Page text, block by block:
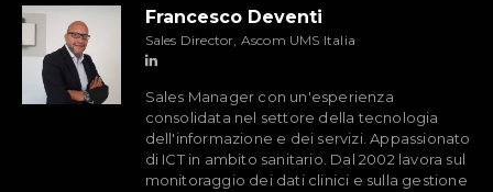
Francesco Deventi
Sales Director, Ascom UMS Italia
Sales Manager con un'esperienza
consolidata nel settore della tecnologia
dell'informazione e dei servizi. Appassionato
di ICT in ambito sanitario. Dal 2002 lavora sul
monitoraggio dei dati clinici e sulla gestione